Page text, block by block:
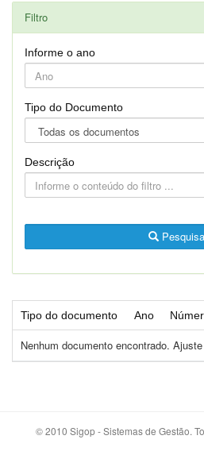
Filtro
Informe o ano
Tipo do Documento
Descrição
Tipo do documento Ano
Nenhum documento encontrado.
© 2010 Sigop - Sistemas de Gestão.